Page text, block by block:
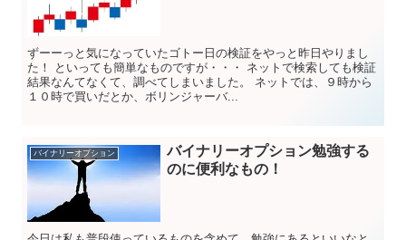
ずーーっと気になっていたゴトー日の検証をやっと昨日やりまし
た！ といっても簡単なものですが・・・ ネットで検索しても検証
結果なんてなくて、調べてしまいました。 ネットでは、９時から
１０時で買いだとか、ボリンジャーバ...
バイナリーオプション
バイナリーオプション勉強する
のに便利なもの！